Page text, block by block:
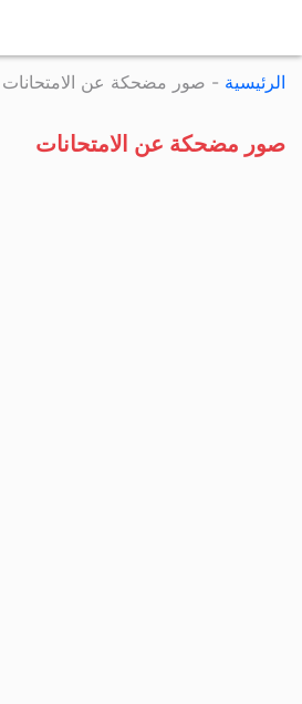
إلى
المحتوى
الرئيسية - صور مضحكة عن الامتحانات
صور مضحكة عن الامتحانات